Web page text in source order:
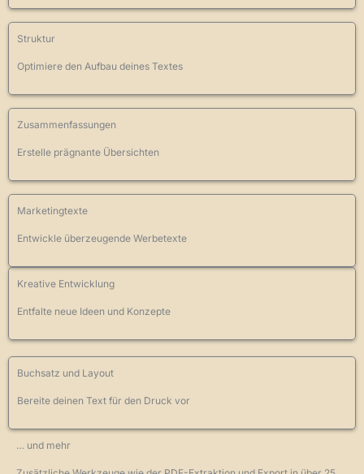
Struktur
Optimiere den Aufbau deines Textes
Zusammenfassungen
Erstelle prägnante Übersichten
Marketingtexte
Entwickle überzeugende Werbetexte
Kreative Entwicklung
Entfalte neue Ideen und Konzepte
Buchsatz und Layout
Bereite deinen Text für den Druck vor
… und mehr